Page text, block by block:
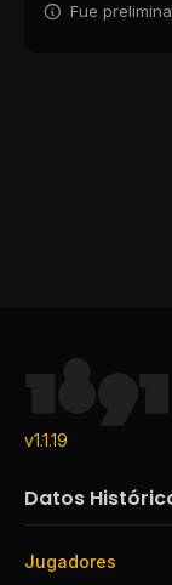
Fue
v1.1.19
Datos
Jugadores